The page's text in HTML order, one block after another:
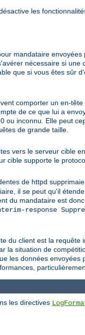
les
mandataire envoyées
nécessaire si une
que si vous êtes sûr
comporter un en-tête
de ce que lui a
ou inconnu. Elle peut
de grande taille.
vers le serveur cible
cible supporte le
de httpd
il se peut qu'il
du mandataire est
response
du client est la requête
la situation de
les données envoyées
les directives